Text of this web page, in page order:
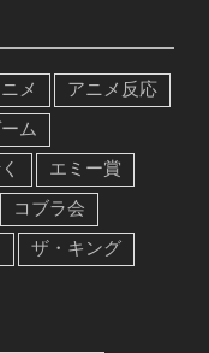
メ
アニメ反応
ム
エミー賞
コブラ会
ザ・キング